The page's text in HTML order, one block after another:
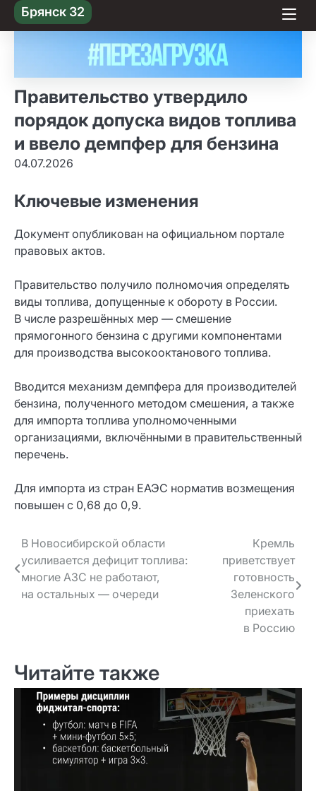
Skip
to content
Брянск 32
Правительство утвердило
порядок допуска видов топлива
и ввело демпфер для бензина
04.07.2026
Ключевые изменения
Документ опубликован на официальном портале
правовых актов.
Правительство получило полномочия определять
виды топлива, допущенные к обороту в России.
В числе разрешённых мер — смешение
прямогонного бензина с другими компонентами
для производства высокооктанового топлива.
Вводится механизм демпфера для производителей
бензина, полученного методом смешения, а также
для импорта топлива уполномоченными
организациями, включёнными в правительственный
перечень.
Для импорта из стран ЕАЭС норматив возмещения
повышен с 0,68 до 0,9.
Навигация
по записям
В Новосибирской области
усиливается дефицит топлива:
многие АЗС не работают,
на остальных — очереди
Кремль
приветствует
готовность
Зеленского
приехать
в Россию
Читайте также